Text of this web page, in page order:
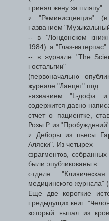
принял жену за шляпу"
и "Реминисценция"
названием
-- в "Лондонском
1984), а "Глаз-ватерпас"
-- в журнале "The
ностальгии"
(первоначально
журнале "Ланцет" под
названием "L-дофа и
содержится давно
отчет о пациентке,
Розы Р. из "Пробуждений"
и Деборы из пьесы
Аляски". Из четырех
фрагментов,
были опубликованы в
отделе
медицинского журнала"
Еще две короткие
предыдущих книг:
который выпал из